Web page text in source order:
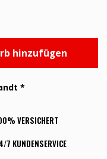
hinzufügen
*
VERSICHERT
7 KUNDENSERVICE